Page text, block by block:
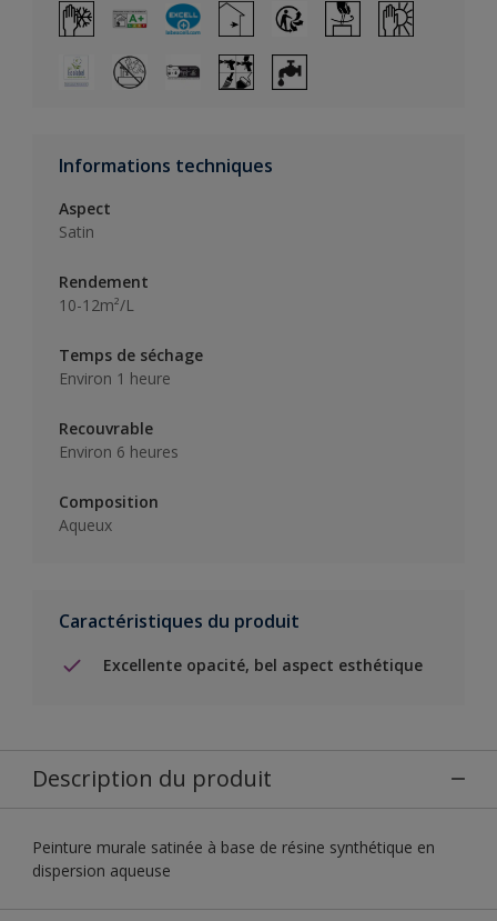
Informations techniques
Aspect
Satin
Rendement
10-12m²/L
Temps de séchage
Environ 1 heure
Recouvrable
Environ 6 heures
Composition
Aqueux
Caractéristiques du produit
Excellente opacité, bel aspect esthétique
Description du produit
Peinture murale satinée à base de résine synthétique en
dispersion aqueuse